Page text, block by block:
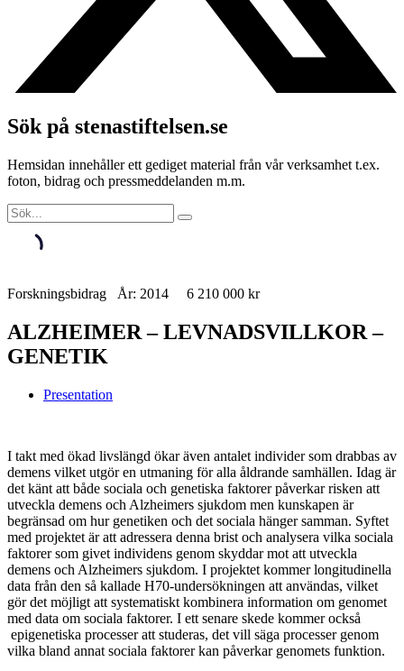
Sök på stenastiftelsen.se
Hemsidan innehåller ett gediget material från vår verksamhet t.ex.
foton, bidrag och pressmeddelanden m.m.
Forskningsbidrag År: 2014 6 210 000 kr
ALZHEIMER – LEVNADSVILLKOR –
GENETIK
Presentation
I takt med ökad livslängd ökar även antalet individer som drabbas av
demens vilket utgör en utmaning för alla åldrande samhällen. Idag är
det känt att både sociala och genetiska faktorer påverkar risken att
utveckla demens och Alzheimers sjukdom men kunskapen är
begränsad om hur genetiken och det sociala hänger samman. Syftet
med projektet är att adressera denna brist och analysera vilka sociala
faktorer som givet individens genom skyddar mot att utveckla
demens och Alzheimers sjukdom. I projektet kommer longitudinella
data från den så kallade H70-undersökningen att användas, vilket
gör det möjligt att systematiskt kombinera information om genomet
med data om sociala faktorer. I ett senare skede kommer också
epigenetiska processer att studeras, det vill säga processer genom
vilka bland annat sociala faktorer kan påverkar genomets funktion.